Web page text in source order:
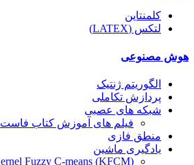
کلمنتاین
لتکس (LATEX)
هوش مصنوعی
الگوریتم ژنتیک
پردازش تکاملی
شبکه های عصبی
فیلم های آموزش کتاب فاست
منطق فازی
یادگیری ماشین
(Kernel Fuzzy C-means (KFCM